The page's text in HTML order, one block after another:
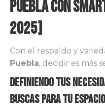
Puebla con
2025]
Con el respaldo y
Puebla, decidir es más
Definiendo tus
Buscas para tu